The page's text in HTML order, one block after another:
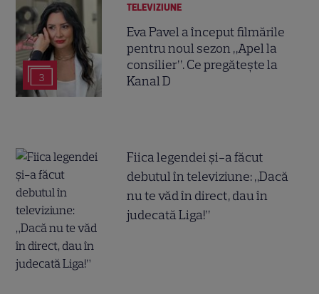
3
TELEVIZIUNE
Eva Pavel a început filmările
pentru noul sezon „Apel la
consilier”. Ce pregătește la
Kanal D
Fiica legendei și-a făcut
debutul în televiziune: „Dacă
nu te văd în direct, dau în
judecată Liga!”